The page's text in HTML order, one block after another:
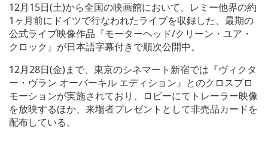
12月15日(土)から全国の映画館において、レミー他界の約
1ヶ月前にドイツで行なわれたライブを収録した、最期の
公式ライブ映像作品『モーターヘッド/クリーン・ユア・
クロック』が日本語字幕付きで順次公開中。
12月28日(金)まで、東京のシネマート新宿では『ヴィクタ
ー・ヴラン オーバーキル エディション』とのクロスプロ
モーションが実施されており、ロビーにてトレーラー映像
を放映するほか、来場者プレゼントとして非売品カードを
配布している。